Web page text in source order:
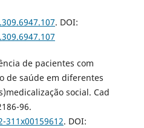
. DOI:
de pacientes com
de saúde em diferentes
social. Cad
96.
. DOI: